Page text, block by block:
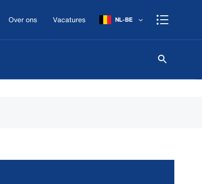
Over ons Vacatures NL-BE